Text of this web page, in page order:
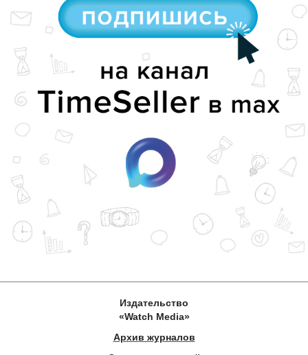
Издательство
«Watch Media»
Архив журналов